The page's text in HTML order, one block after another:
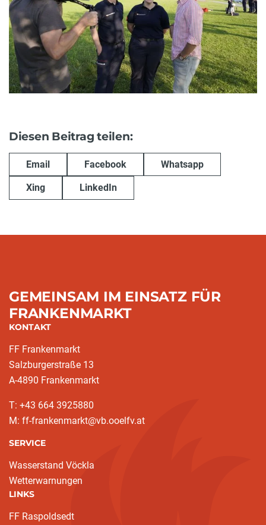
Diesen Beitrag teilen:
Email Facebook Whatsapp
Xing LinkedIn
GEMEINSAM IM EINSATZ FÜR
FRANKENMARKT
KONTAKT
FF Frankenmarkt
Salzburgerstraße 13
A-4890 Frankenmarkt
T: +43 664 3925880
M: ff-frankenmarkt@vb.ooelfv.at
SERVICE
Wasserstand Vöckla
Wetterwarnungen
LINKS
FF Raspoldsedt